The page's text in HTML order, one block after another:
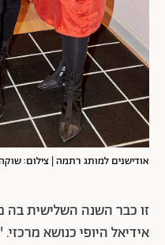
אודישנים למותג רתמה | צילום:
זו כבר השנה השלישית בה
אידיאל היופי כנושא